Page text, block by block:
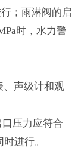
；雨淋阀的启
时，水力警
声级计和观
压力应符合
进行。